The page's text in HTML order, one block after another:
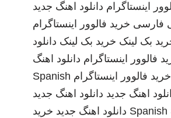
اینستاگرام دانلود اهنگ جدید
فارسی خرید فالوور اینستاگرام
بک لینک خرید بک لینک دانلود
فالوور اینستاگرام دانلود اهنگ
خرید فالوور اینستاگرام Spanish
اهنگ جدید دانلود اهنگ جدید
Spanish دانلود اهنگ جدید خرید